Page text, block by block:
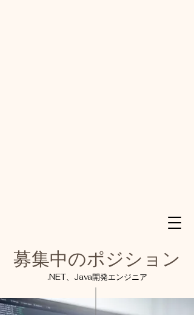
​募集中のポジション
.NET、Java開発エンジニア